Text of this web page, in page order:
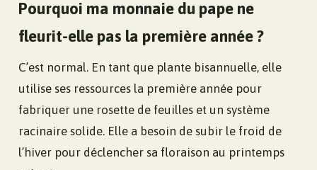
Pourquoi ma monnaie du pape ne
fleurit-elle pas la première année ?
C’est normal. En tant que plante bisannuelle, elle
utilise ses ressources la première année pour
fabriquer une rosette de feuilles et un système
racinaire solide. Elle a besoin de subir le froid de
l’hiver pour déclencher sa floraison au printemps